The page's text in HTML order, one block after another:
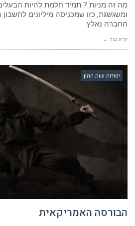
מה זה מניות ? תמיד חלמת להיות
ומשגשגת, כזו שמכניסה מיליונים
החברה נאלץ
קרא עוד ←
יסודות שוק ההון
הבורסה האמריקאית